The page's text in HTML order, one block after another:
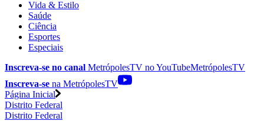
Vida & Estilo
Saúde
Ciência
Esportes
Especiais
Inscreva-se no canal MetrópolesTV noYouTubeMetrópolesTV
Inscreva-se na MetrópolesTV
Página Inicial
Distrito Federal
Distrito Federal